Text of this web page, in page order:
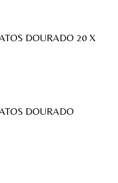
DOURADO 20 X
DOURADO